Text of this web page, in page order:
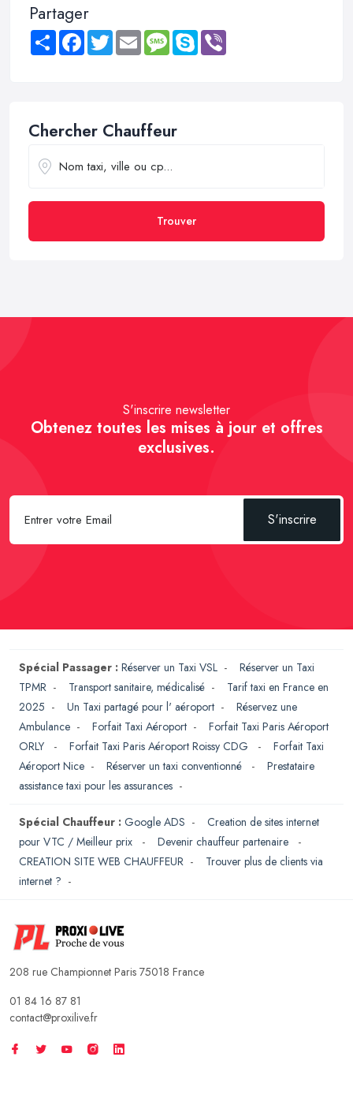
Partager
Share FacebookTwitter Email MessageSkype
Chercher Chauffeur
Trouver
S'inscrire newsletter
Obtenez toutes les mises à jour et offres
exclusives.
S'inscrire
Spécial Passager : Réserver un Taxi VSL - Réserver un Taxi
TPMR - Transport sanitaire, médicalisé - Tarif taxi en France en
2025 - Un Taxi partagé pour l' aéroport - Réservez une
Ambulance - Forfait Taxi Aéroport - Forfait Taxi Paris Aéroport
ORLY
- Forfait Taxi Paris Aéroport Roissy CDG - Forfait Taxi
Aéroport Nice - Réserver un taxi conventionné - Prestataire
assistance taxi pour les assurances -
Spécial Chauffeur : Google ADS - Creation de sites internet
pour VTC / Meilleur prix
- Devenir chauffeur partenaire
-
CREATION SITE WEB CHAUFFEUR - Trouver plus de clients via
internet ? -
208 rue Championnet Paris 75018 France
01 84 16 87 81
contact@proxilive.fr